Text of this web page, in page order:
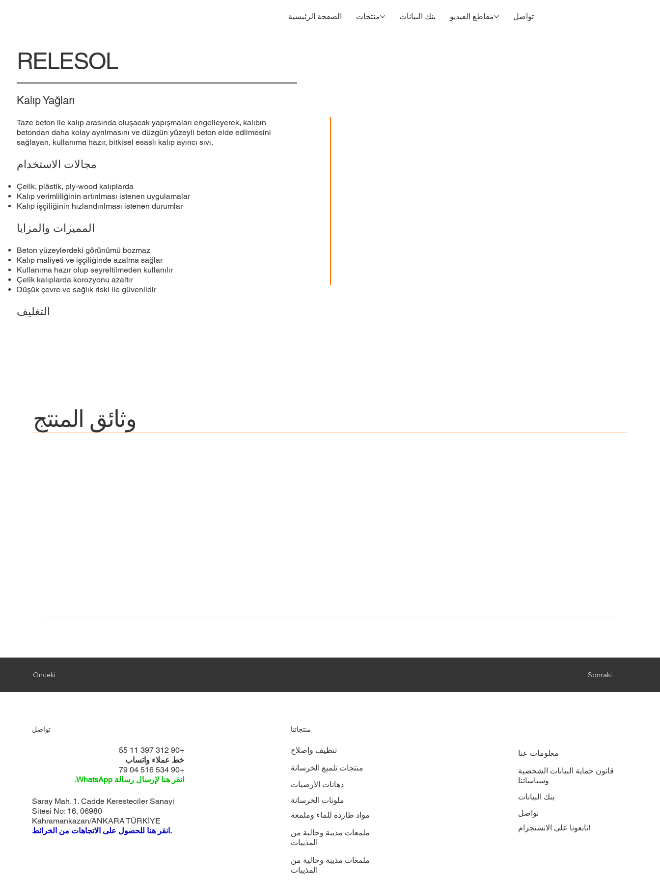
الصفحة الرئيسية منتجات بنك البيانات مقاطع الفيديو تواصل
RELESOL
Kalıp Yağları
Taze beton ile kalıp arasında oluşacak yapışmaları engelleyerek, kalıbın
betondan daha kolay ayrılmasını ve düzgün yüzeyli beton elde edilmesini
sağlayan, kullanıma hazır, bitkisel esaslı kalıp ayırıcı sıvı.
مجالات الاستخدام
Çelik, plâstik, ply-wood kalıplarda
Kalıp verimliliğinin artırılması istenen uygulamalar
Kalıp işçiliğinin hızlandırılması istenen durumlar
المميزات والمزايا
Beton yüzeylerdeki görünümü bozmaz
Kalıp maliyeti ve işçiliğinde azalma sağlar
Kullanıma hazır olup seyreltilmeden kullanılır
Çelik kalıplarda korozyonu azaltır
Düşük çevre ve sağlık riski ile güvenlidir
التغليف
وثائق المنتج
Sonraki
Önceki
تواصل
+90 312 397 11 55
خط عملاء واتساب
+90 534 516 04 79
انقر هنا لإرسال رسالة WhatsApp.
Saray Mah. 1. Cadde Keresteciler Sanayi
Sitesi No: 16, 06980
Kahramankazan/ANKARA TÜRKİYE
انقر هنا للحصول على الاتجاهات من الخرائط.
منتجاتنا
تنظيف وإصلاح
منتجات تلميع الخرسانة
دهانات الأرضيات
ملونات الخرسانة
مواد طاردة للماء وملمعة
ملمعات مذيبة وخالية من
المذيبات
ملمعات مذيبة وخالية من
المذيبات
معلومات عنا
قانون حماية البيانات الشخصية
وسياساتنا
بنك البيانات
تواصل
تابعونا على الانستجرام!